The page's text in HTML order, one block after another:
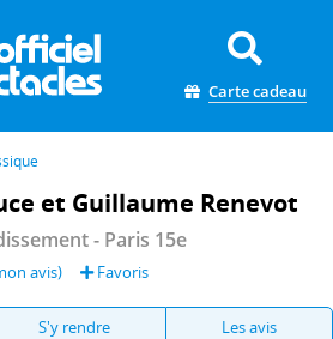
Carte cadeau
et Guillaume Renevot
- Paris 15e
avis) Favoris
S'y rendre Les avis